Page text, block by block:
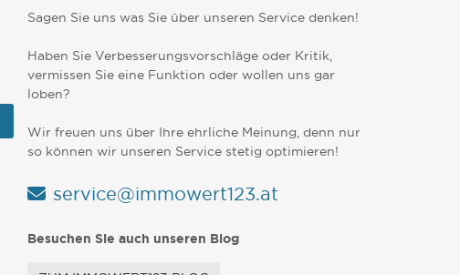
Sagen Sie uns was Sie über unseren Service denken!
Haben Sie Verbesserungsvorschläge oder Kritik,
vermissen Sie eine Funktion oder wollen uns gar
loben?
Wir freuen uns über Ihre ehrliche Meinung, denn nur
so können wir unseren Service stetig optimieren!
service@immowert123.at
Besuchen Sie auch unseren Blog